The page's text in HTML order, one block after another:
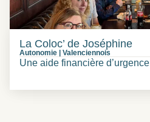
La Coloc’ de Joséphine
Autonomie | Valenciennois
Une aide financière d’urgence